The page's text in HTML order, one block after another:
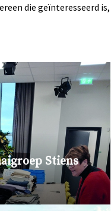
die geïnteresseerd
Stiens